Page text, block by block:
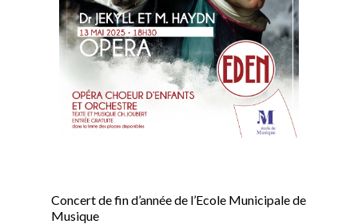
Concert de fin d’année de l’Ecole Municipale de
Musique